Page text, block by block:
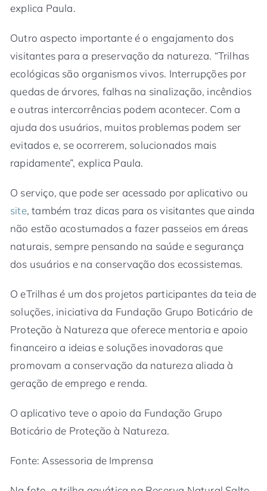
explica Paula.
Outro aspecto importante é o engajamento dos
visitantes para a preservação da natureza. “Trilhas
ecológicas são organismos vivos. Interrupções por
quedas de árvores, falhas na sinalização, incêndios
e outras intercorrências podem acontecer. Com a
ajuda dos usuários, muitos problemas podem ser
evitados e, se ocorrerem, solucionados mais
rapidamente”, explica Paula.
O serviço, que pode ser acessado por aplicativo ou
site, também traz dicas para os visitantes que ainda
não estão acostumados a fazer passeios em áreas
naturais, sempre pensando na saúde e segurança
dos usuários e na conservação dos ecossistemas.
O eTrilhas é um dos projetos participantes da teia de
soluções, iniciativa da Fundação Grupo Boticário de
Proteção à Natureza que oferece mentoria e apoio
financeiro a ideias e soluções inovadoras que
promovam a conservação da natureza aliada à
geração de emprego e renda.
O aplicativo teve o apoio da Fundação Grupo
Boticário de Proteção à Natureza.
Fonte: Assessoria de Imprensa